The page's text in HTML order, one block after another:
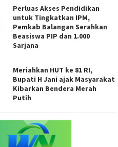
Perluas Akses Pendidikan
untuk Tingkatkan IPM,
Pemkab Balangan Serahkan
Beasiswa PIP dan 1.000
Sarjana
Meriahkan HUT ke 81 RI,
Bupati H Jani ajak Masyarakat
Kibarkan Bendera Merah
Putih